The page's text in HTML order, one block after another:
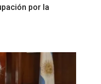
por la